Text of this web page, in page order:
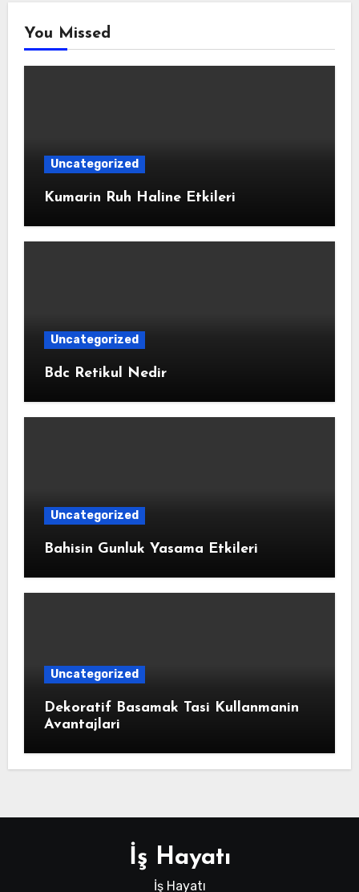
You Missed
Uncategorized
Kumarin Ruh Haline Etkileri
Uncategorized
Bdc Retikul Nedir
Uncategorized
Bahisin Gunluk Yasama Etkileri
Uncategorized
Dekoratif Basamak Tasi Kullanmanin
Avantajlari
İş Hayatı
İş Hayatı